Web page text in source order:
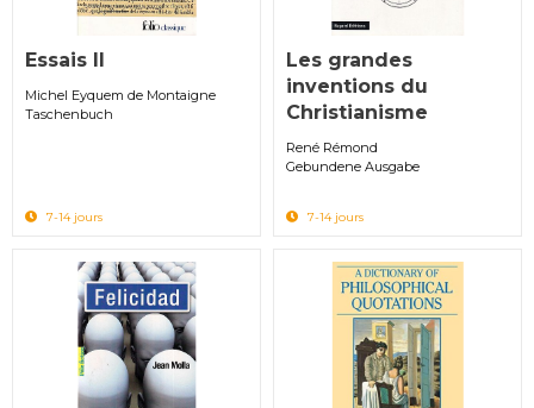
Essais II
Michel Eyquem de Montaigne
Taschenbuch
7-14 jours
Les grandes
inventions du
Christianisme
René Rémond
Gebundene Ausgabe
7-14 jours